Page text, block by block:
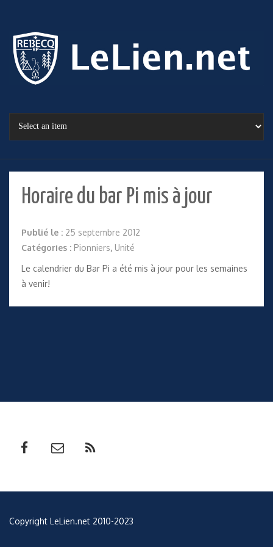
Horaire du bar Pi mis à jour
Publié le : 25 septembre 2012
Catégories : Pionniers, Unité
Le calendrier du Bar Pi a été mis à jour pour les semaines
à venir!
Copyright LeLien.net 2010-2023